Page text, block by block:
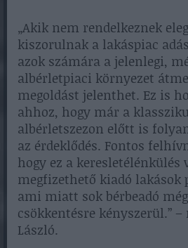
„Akik nem rendelkeznek
kiszorulnak a lakáspiac
azok számára a jelenlegi,
albérletpiaci környezet
megoldást jelenthet. Ez is
ahhoz, hogy már a
albérletszezon előtt is
az érdeklődés. Fontos
hogy ez a keresletélénkülés
megfizethető kiadó lakások
ami miatt sok bérbeadó
csökkentésre kényszerül.”
László.